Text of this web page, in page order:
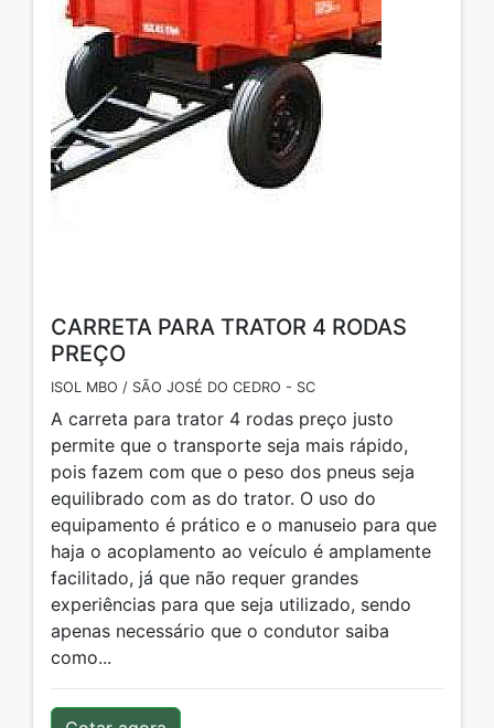
CARRETA PARA TRATOR 4 RODAS
PREÇO
ISOL MBO / SÃO JOSÉ DO CEDRO - SC
A carreta para trator 4 rodas preço justo
permite que o transporte seja mais rápido,
pois fazem com que o peso dos pneus seja
equilibrado com as do trator. O uso do
equipamento é prático e o manuseio para que
haja o acoplamento ao veículo é amplamente
facilitado, já que não requer grandes
experiências para que seja utilizado, sendo
apenas necessário que o condutor saiba
como...